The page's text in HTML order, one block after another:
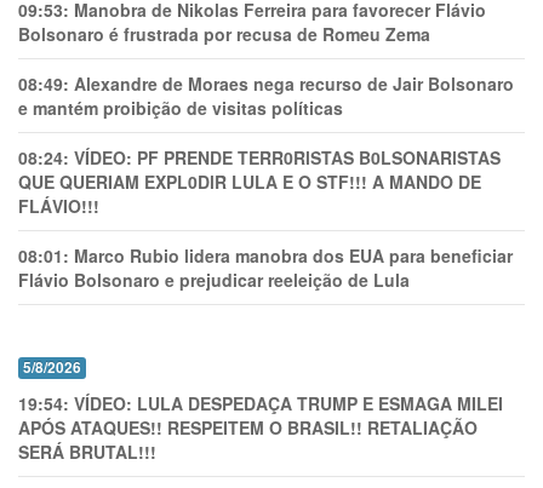
09:53: Manobra de Nikolas Ferreira para favorecer Flávio
Bolsonaro é frustrada por recusa de Romeu Zema
08:49: Alexandre de Moraes nega recurso de Jair Bolsonaro
e mantém proibição de visitas políticas
08:24: VÍDEO: PF PRENDE TERR0RlSTAS B0LSONARlSTAS
QUE QUERIAM EXPL0DlR LULA E O STF!!! A MANDO DE
FLÁVIO!!!
08:01: Marco Rubio lidera manobra dos EUA para beneficiar
Flávio Bolsonaro e prejudicar reeleição de Lula
5/8/2026
19:54: VÍDEO: LULA DESPEDAÇA TRUMP E ESMAGA MILEI
APÓS ATAQUES!! RESPEITEM O BRASIL!! RETALIAÇÃO
SERÁ BRUTAL!!!